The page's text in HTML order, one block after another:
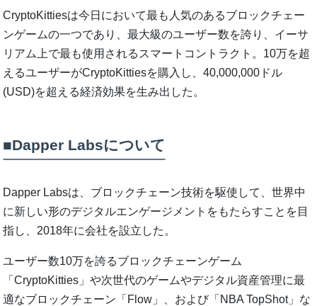
CryptoKittiesは今日において最も人気のあるブロックチェー
ンゲームの一つであり、最大級のユーザー数を誇り、イーサ
リアム上で最も使用されるスマートコントラクト。10万を超
えるユーザーがCryptoKittiesを購入し、40,000,000ドル
(USD)を超える経済効果を生み出した。
■Dapper Labsについて
Dapper Labsは、ブロックチェーン技術を駆使して、世界中
に新しい形のデジタルエンゲージメントをもたらすことを目
指し、2018年に会社を設立した。
ユーザー数10万を誇るブロックチェーンゲーム
「CryptoKitties」や次世代のゲームやデジタル資産管理に最
適なブロックチェーン「Flow」、および「NBA TopShot」な